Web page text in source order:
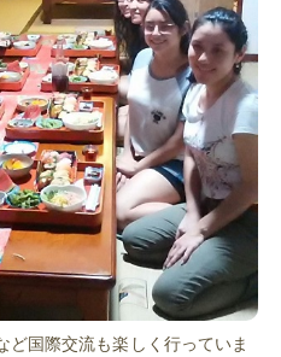
ど国際交流も楽しく行っていま